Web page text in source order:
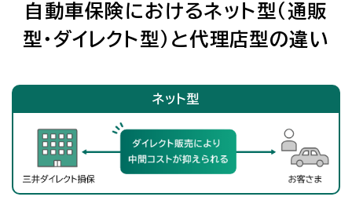
自動車保険におけるネット型（通販
型・ダイレクト型）と代理店型の違い
ネット型